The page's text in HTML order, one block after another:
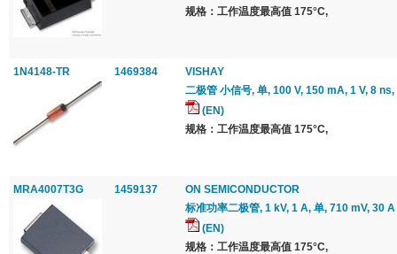
规格：工作温度最高值 175°C,
1N4148-TR 1469384
VISHAY
二极管 小信号, 单, 100 V, 150 mA, 1 V, 8
(EN)
规格：工作温度最高值 175°C,
MRA4007T3G 1459137
ON SEMICONDUCTOR
标准功率二极管, 1 kV, 1 A, 单, 710 mV, 30 A
(EN)
规格：工作温度最高值 175°C,